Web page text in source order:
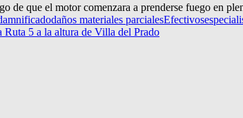
de que el motor comenzara a prenderse fuego en
daños materiales parcialesEfectivos
5 a la altura de Villa del Prado